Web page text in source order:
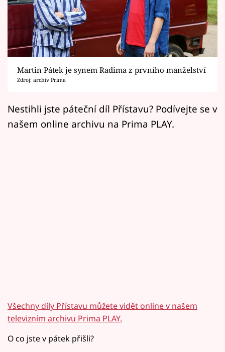
Horoskopy
Sledujte prima+
Filmový festival Karlovy Vary
Pořady
Mámy sobě
Martin Pátek je synem Radima z prvního manželství
Zdroj: archiv Prima
Nestihli jste páteční díl Přístavu? Podívejte se v
našem online archivu na Prima PLAY.
Všechny díly Přístavu můžete vidět online v našem
televizním archivu Prima PLAY.
O co jste v pátek přišli?